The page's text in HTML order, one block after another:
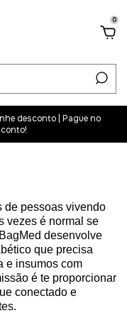
0
desconto | Pague no
de pessoas vivendo
vezes é normal se
desenvolve
que precisa
e insumos com
é te proporcionar
conectado e